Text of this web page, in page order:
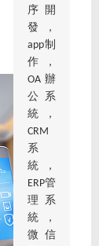
序開
發，
app制
作，
OA辦
公系
統，
CRM
系
統，
ERP管
理系
統，
微信